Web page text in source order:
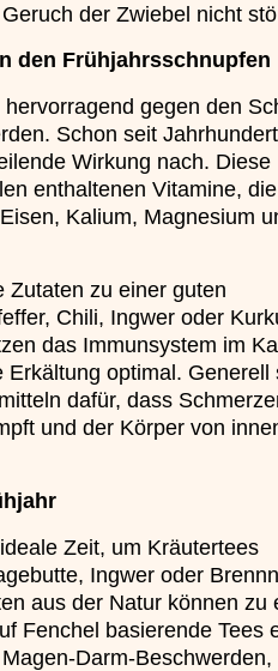
der Zwiebel nicht
den Frühjahrsschnupfen
gegen den
Schon seit
Wirkung nach. Diese
enthaltenen Vitamine, die
Kalium, Magnesium
Zutaten zu einer guten
Chili, Ingwer oder
das Immunsystem im
optimal. Generell
dafür, dass
und der Körper von
Zeit, um Kräutertees
Ingwer oder
aus der Natur können zu
Fenchel basierende Tees
Darm-